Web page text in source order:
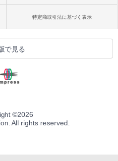
特定商取引法に基づく表示
で見る
©2026
All rights reserved.